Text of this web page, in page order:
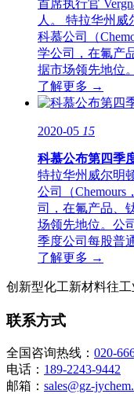
首席执行官
人。 特拉华州威
科慕公司（
学公司，在氟产
据市场领先地位
了解更多 →
2020-05 15
科慕公布第四季
特拉华州威尔明
公司（
司，在氟产品、
场领先地位。公
季度公司每股普
了解更多 →
创新型化工新材料往
联系方式
全国咨询热线： 020-
电话： 189-2243-9442
邮箱： sales@gz-